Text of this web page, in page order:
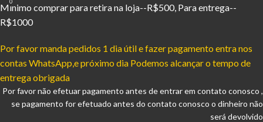
Mínimo comprar para retira na loja--R$500, Para entrega--
R$1000
Por favor manda pedidos 1 dia útil e fazer pagamento entra nos
contas WhatsApp,e próximo dia Podemos alcançar o tempo de
entrega obrigada
Por favor não efetuar pagamento antes de entrar em contato conosco ,
se pagamento for efetuado antes do contato conosco o dinheiro não
será devolvido
0